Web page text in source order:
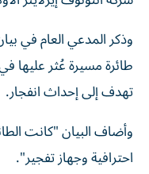
وذكر المدعي العام في
طائرة مسيرة عُثر عليها
تهدف إلى إحداث انفجار.
وأضاف البيان "كانت
احترافية وجهاز تفجير".